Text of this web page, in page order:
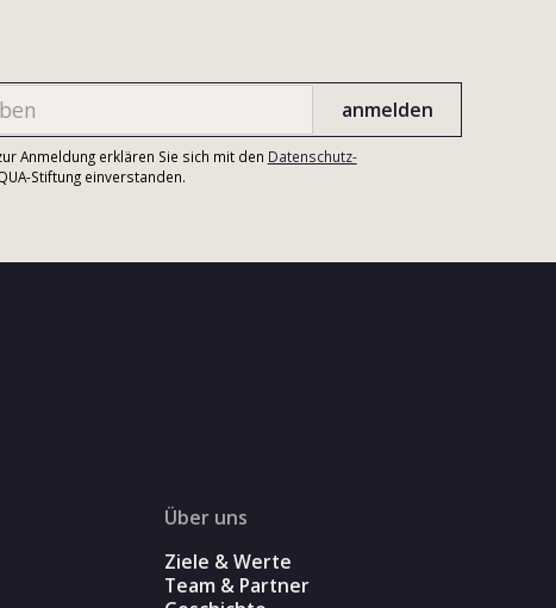
Anmeldung erklären Sie sich mit den Datenschutz-
Stiftung einverstanden.
Über uns
Ziele & Werte
Team & Partner